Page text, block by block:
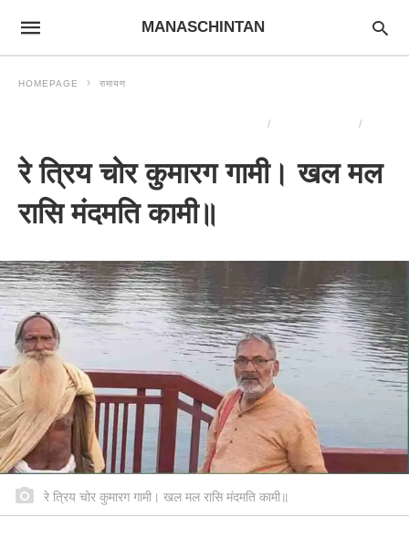
MANASCHINTAN
HOMEPAGE रामायण
रे त्रिय चोर कुमारग गामी। खल मल
रासि मंदमति कामी॥
रे त्रिय चोर कुमारग गामी। खल मल रासि मंदमति कामी॥